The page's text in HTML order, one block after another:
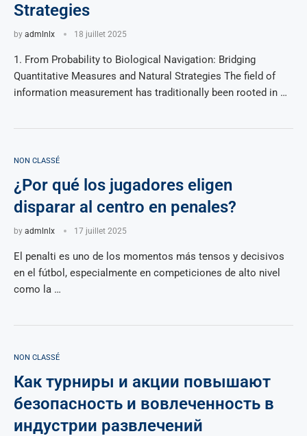
Strategies
by admlnlx 18 juillet 2025
1. From Probability to Biological Navigation: Bridging
Quantitative Measures and Natural Strategies The field of
information measurement has traditionally been rooted in …
NON CLASSÉ
¿Por qué los jugadores eligen
disparar al centro en penales?
by admlnlx 17 juillet 2025
El penalti es uno de los momentos más tensos y decisivos
en el fútbol, especialmente en competiciones de alto nivel
como la …
NON CLASSÉ
Как турниры и акции повышают
безопасность и вовлеченность в
индустрии развлечений